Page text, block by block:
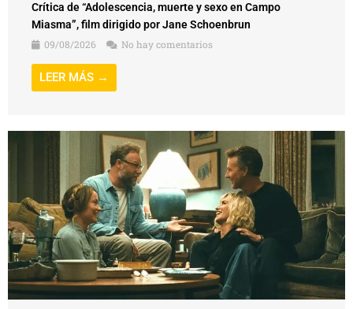
Crítica de “Adolescencia, muerte y sexo en Campo
Miasma”, film dirigido por Jane Schoenbrun
09/08/2026
No hay comentarios
LEER MÁS →